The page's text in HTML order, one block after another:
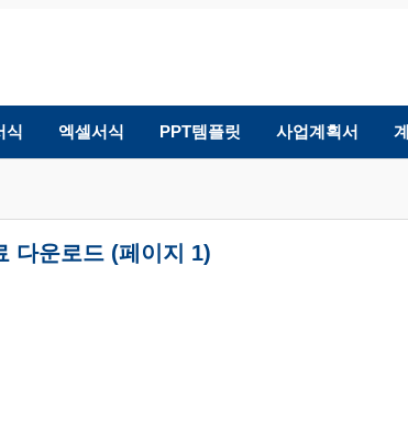
식 엑셀서식 PPT템플릿 사업계획서
다운로드 (페이지 1)